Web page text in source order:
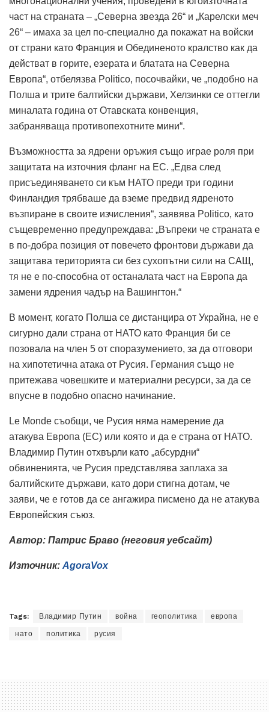
част на страната – „Северна звезда 26“ и „Карелски меч
26“ – имаха за цел по-специално да покажат на войски
от страни като Франция и Обединеното кралство как да
действат в горите, езерата и блатата на Северна
Европа“, отбелязва Politico, посочвайки, че „подобно на
Полша и трите балтийски държави, Хелзинки се оттегли
миналата година от Отавската конвенция,
забраняваща противопехотните мини“.
Възможността за ядрени оръжия също играе роля при
защитата на източния фланг на ЕС. „Едва след
присъединяването си към НАТО преди три години
Финландия трябваше да вземе предвид ядреното
възпиране в своите изчисления“, заявява Politico, като
същевременно предупреждава: „Въпреки че страната е
в по-добра позиция от повечето фронтови държави да
защитава територията си без сухопътни сили на САЩ,
тя не е по-способна от останалата част на Европа да
замени ядрения чадър на Вашингтон.“
В момент, когато Полша се дистанцира от Украйна, не е
сигурно дали страна от НАТО като Франция би се
позовала на член 5 от споразумението, за да отговори
на хипотетична атака от Русия. Германия също не
притежава човешките и материални ресурси, за да се
впусне в подобно опасно начинание.
Le Monde съобщи, че Русия няма намерение да
атакува Европа (ЕС) или която и да е страна от НАТО.
Владимир Путин отхвърли като „абсурдни“
обвиненията, че Русия представлява заплаха за
балтийските държави, като дори стигна дотам, че
заяви, че е готов да се ангажира писмено да не атакува
Европейския съюз.
Автор: Патрис Браво (неговия уебсайт)
Източник:AgoraVox
Tags: Владимир Путин война геополитика европа
нато политика русия